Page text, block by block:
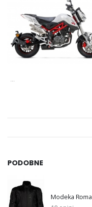
PODOBNE
Modeka Roma